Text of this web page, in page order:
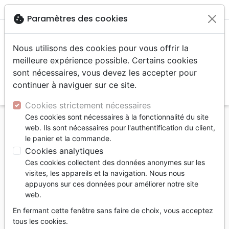
menu
Accueil Livres
Eglise
FONDEMENTS INTANGIBLES DE LA FOI
CHRETIENNE (LES)
Les fondements intangibles de la foi
chrétienne
DJONDANG ENOCH
RéférenceOAS7062 EAN9782369570622
Editeur Oasis
cookie Paramètres des cookies
Nous utilisons des cookies pour vous offrir la
meilleure expérience possible. Certains cookies
sont nécessaires, vous devez les accepter pour
continuer à naviguer sur ce site.
Cookies strictement nécessaires
Ces cookies sont nécessaires à la fonctionnalité du site
web. Ils sont nécessaires pour l'authentification du client,
le panier et la commande.
Cookies analytiques
Ces cookies collectent des données anonymes sur les
visites, les appareils et la navigation. Nous nous
appuyons sur ces données pour améliorer notre site
web.
En fermant cette fenêtre sans faire de choix, vous acceptez
tous les cookies.